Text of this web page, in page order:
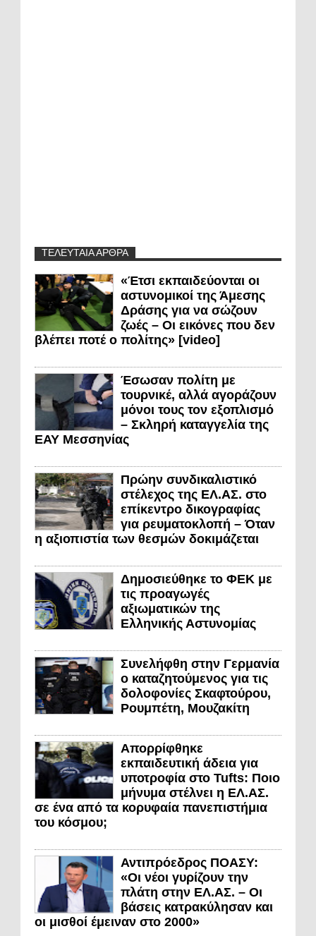
ΤΕΛΕΥΤΑΙΑ ΑΡΘΡΑ
«Έτσι εκπαιδεύονται οι
αστυνομικοί της Άμεσης
Δράσης για να σώζουν
ζωές – Οι εικόνες που δεν
βλέπει ποτέ ο πολίτης» [video]
Έσωσαν πολίτη με
τουρνικέ, αλλά αγοράζουν
μόνοι τους τον εξοπλισμό
– Σκληρή καταγγελία της
ΕΑΥ Μεσσηνίας
Πρώην συνδικαλιστικό
στέλεχος της ΕΛ.ΑΣ. στο
επίκεντρο δικογραφίας
για ρευματοκλοπή – Όταν
η αξιοπιστία των θεσμών δοκιμάζεται
Δημοσιεύθηκε το ΦΕΚ με
τις προαγωγές
αξιωματικών της
Ελληνικής Αστυνομίας
Συνελήφθη στην Γερμανία
ο καταζητούμενος για τις
δολοφονίες Σκαφτούρου,
Ρουμπέτη, Μουζακίτη
Απορρίφθηκε
εκπαιδευτική άδεια για
υποτροφία στο Tufts: Ποιο
μήνυμα στέλνει η ΕΛ.ΑΣ.
σε ένα από τα κορυφαία πανεπιστήμια
του κόσμου;
Αντιπρόεδρος ΠΟΑΣΥ:
«Οι νέοι γυρίζουν την
πλάτη στην ΕΛ.ΑΣ. – Οι
βάσεις κατρακύλησαν και
οι μισθοί έμειναν στο 2000»